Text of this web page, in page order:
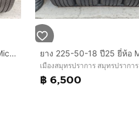
ยาง 235-65-16 ปี24 ยี่ห้อ Michelin
เมืองสมุทรปราการ สมุทรปราการ
฿ 6,500